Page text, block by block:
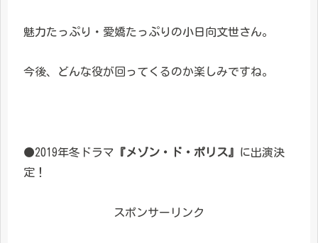
魅力たっぷり・愛嬌たっぷりの小日向文世さん。
今後、どんな役が回ってくるのか楽しみですね。
●2019年冬ドラマ 『メゾン・ド・ポリス』
に出演決
定！
スポンサーリンク